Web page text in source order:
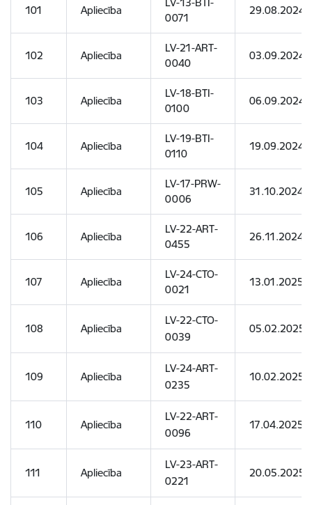
101 Apliecība
0071
29.08.2024
102 Apliecība
LV-21-ART-
0040
03.09.2024
103 Apliecība
LV-18-BTI-
0100
06.09.2024
104 Apliecība
LV-19-BTI-
0110
19.09.2024
105 Apliecība
LV-17-PRW-
0006
31.10.2024
106 Apliecība
LV-22-ART-
0455
26.11.2024
107 Apliecība
LV-24-CTO-
0021
13.01.2025
108 Apliecība
LV-22-CTO-
0039
05.02.2025
109 Apliecība
LV-24-ART-
0235
10.02.2025
110 Apliecība
LV-22-ART-
0096
17.04.2025
111 Apliecība
LV-23-ART-
0221
20.05.2025